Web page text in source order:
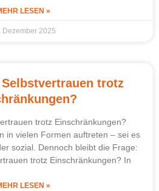
LESEN »
Dezember 2025
trotz
trotz Einschränkungen?
in vielen Formen auftreten – sei es
sozial. Dennoch bleibt die Frage:
trotz Einschränkungen? In
LESEN »